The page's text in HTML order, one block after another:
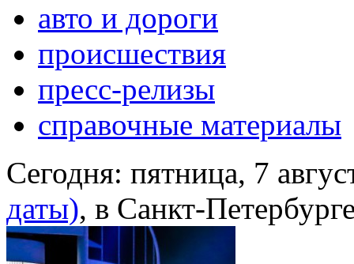
авто и дороги
происшествия
пресс-релизы
справочные материалы
Сегодня: пятница, 7
даты), в Санкт-